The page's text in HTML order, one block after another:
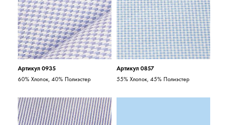
Артикул 0935
60% Хлопок, 40% Полиэстер
Артикул 0857
55% Хлопок, 45% Полиэстер